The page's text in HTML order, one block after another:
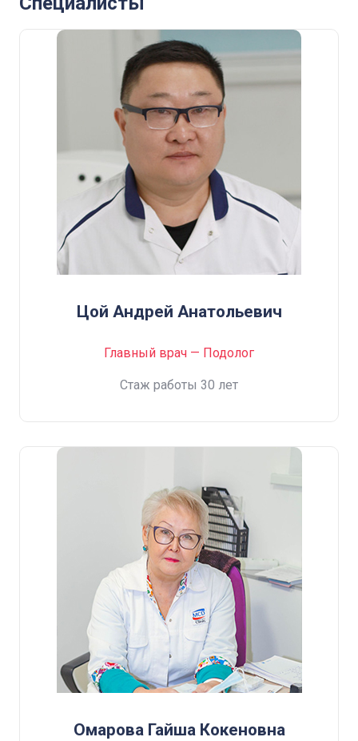
Цой Андрей Анатольевич
Главный врач — Подолог
Cтаж работы 30 лет
Омарова Гайша Кокеновна